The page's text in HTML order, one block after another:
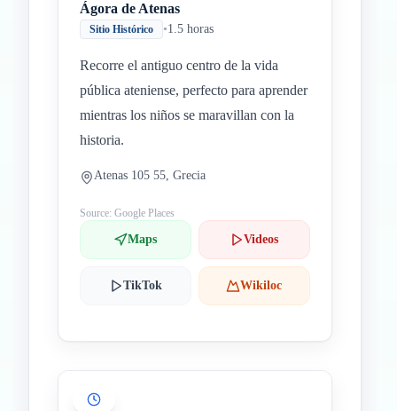
Ágora de Atenas
Sitio Histórico •1.5 horas
Recorre el antiguo centro de la vida
pública ateniense, perfecto para aprender
mientras los niños se maravillan con la
historia.
Atenas 105 55, Grecia
Source: Google Places
Maps Videos
TikTok Wikiloc